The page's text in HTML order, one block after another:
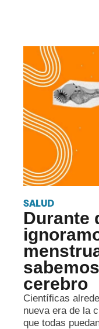
SALUD
Durante
cerebro
Científicas
nueva era de la
que todas